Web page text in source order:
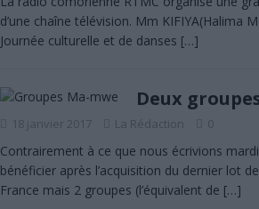
aux sinistrés du cyclone Kenneth
[ 7 août 2026 ]
À LA UNE
[ 6 août 2026 ] Mwali s’enfonce
d’une chaîne télévision. Mm KIFIYA(Halima
Journée culturelle et de danses […]
Deux
18 janvier 2017 La Rédaction 0
Contrairement à ce que nous écrivions
bénéficier après l’acquisition du dernier lot
France mais 2 groupes (l’équivalent de […]